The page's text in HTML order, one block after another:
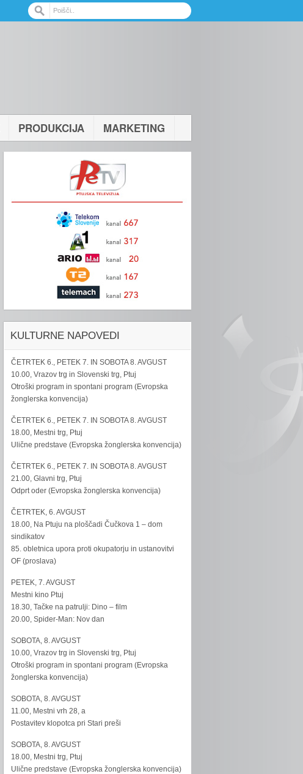
PRODUKCIJA MARKETING
KULTURNE NAPOVEDI
ČETRTEK 6., PETEK 7. IN SOBOTA 8. AVGUST
10.00, Vrazov trg in Slovenski trg, Ptuj
Otroški program in spontani program (Evropska
žonglerska konvencija)
ČETRTEK 6., PETEK 7. IN SOBOTA 8. AVGUST
18.00, Mestni trg, Ptuj
Ulične predstave (Evropska žonglerska konvencija)
ČETRTEK 6., PETEK 7. IN SOBOTA 8. AVGUST
21.00, Glavni trg, Ptuj
Odprt oder (Evropska žonglerska konvencija)
ČETRTEK, 6. AVGUST
18.00, Na Ptuju na ploščadi Čučkova 1 – dom
sindikatov
85. obletnica upora proti okupatorju in ustanovitvi
OF (proslava)
PETEK, 7. AVGUST
Mestni kino Ptuj
18.30, Tačke na patrulji: Dino – film
20.00, Spider-Man: Nov dan
SOBOTA, 8. AVGUST
10.00, Vrazov trg in Slovenski trg, Ptuj
Otroški program in spontani program (Evropska
žonglerska konvencija)
SOBOTA, 8. AVGUST
11.00, Mestni vrh 28, a
Postavitev klopotca pri Stari preši
SOBOTA, 8. AVGUST
18.00, Mestni trg, Ptuj
Ulične predstave (Evropska žonglerska konvencija)